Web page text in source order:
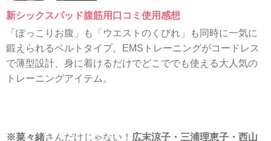
新シックスパッド腹筋用口コミ使用感想
「ぽっこりお腹」も「ウエストのくびれ」も同時に一気に
鍛えられるベルトタイプ。EMSトレーニングがコードレス
で薄型設計、身に着けるだけでどこででも使える大人気の
トレーニングアイテム。
※菜々緒さんだけじゃない！ 広末涼子・三浦理恵子・西山